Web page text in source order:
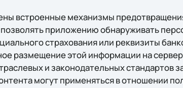
встроенные механизмы
приложению обнаруживать
страхования или реквизиты
размещение этой информации на
и законодательных стандартов
могут применяться в отношении